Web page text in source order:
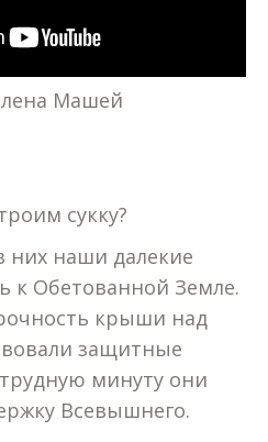
Машей
сукку?
них наши далекие
к Обетованной Земле.
крыши над
защитные
минуту они
Всевышнего.